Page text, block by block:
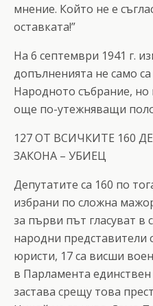
мнение. Който не е
оставката!”
На 6 септември 1941 г.
допълненията не само
Народното събрание, но
още по-утежняващи
127 ОТ ВСИЧКИТЕ 160
ЗАКОНА – УБИЕЦ
Депутатите са 160 по
избрани по сложна
за първи път гласуват в
народни представители
юристи, 17 са висши
в Парламента
застава срещу това